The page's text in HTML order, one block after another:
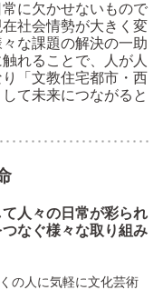
に欠かせないもので
社会情勢が大きく変
な課題の解決の一助
れることで、人が人
「文教住宅都市・西
て未来につながると
人々の日常が彩られ
なぐ様々な取り組み
の人に気軽に文化芸術